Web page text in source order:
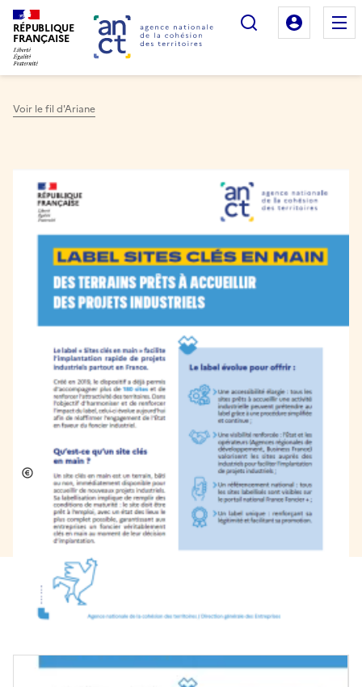
RÉPUBLIQUE
FRANÇAISE
Rechercher
Mon
Voir le fil d'Ariane
Image
[Flyer] - Label sites clés en
main
Économie, emploi et commerces
Publié le 23/06/2026
Document(s) à télécharger